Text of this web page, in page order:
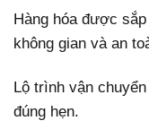
Hàng hóa được
không gian và an
Lộ trình vận
đúng hẹn.